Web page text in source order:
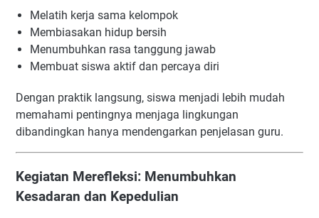
Melatih kerja sama kelompok
Membiasakan hidup bersih
Menumbuhkan rasa tanggung jawab
Membuat siswa aktif dan percaya diri
Dengan praktik langsung, siswa menjadi lebih mudah
memahami pentingnya menjaga lingkungan
dibandingkan hanya mendengarkan penjelasan guru.
Kegiatan Merefleksi: Menumbuhkan
Kesadaran dan Kepedulian